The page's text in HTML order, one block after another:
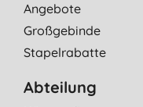
Angebote
Großgebinde
Stapelrabatte
Abteilung